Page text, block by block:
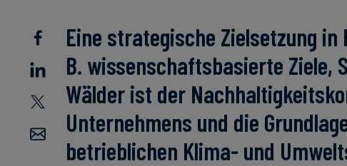
Eine strategische Zielsetzung in
B. wissenschaftsbasierte Ziele,
Wälder ist der
Unternehmens und die
betrieblichen Klima- und